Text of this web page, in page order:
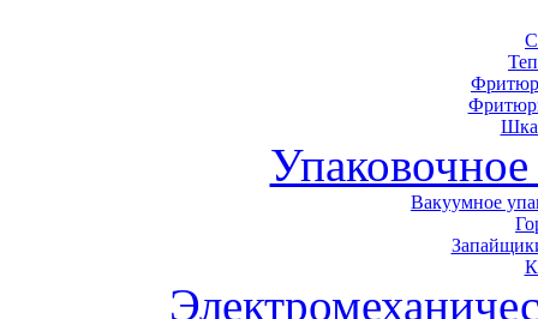
Вакуумное